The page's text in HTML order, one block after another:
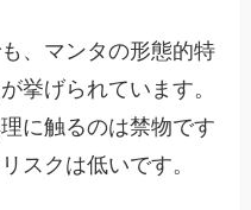
、マンタの形態的特
挙げられています。
に触るのは禁物です
スクは低いです。